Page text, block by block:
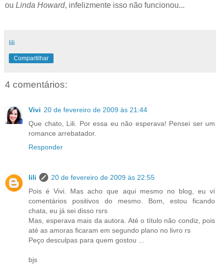
ou Linda Howard, infelizmente isso não funcionou...
lili
Compartilhar
4 comentários:
Vivi 20 de fevereiro de 2009 às 21:44
Que chato, Lili. Por essa eu não esperava! Pensei ser um
romance arrebatador.
Responder
lili
20 de fevereiro de 2009 às 22:55
Pois é Vivi. Mas acho que aqui mesmo no blog, eu ví
comentários positivos do mesmo. Bom, estou ficando
chata, eu já sei disso rsrs
Mas, esperava mais da autora. Até o título não condiz, pois
até as amoras ficaram em segundo plano no livro rs
Peço desculpas para quem gostou ...
bjs